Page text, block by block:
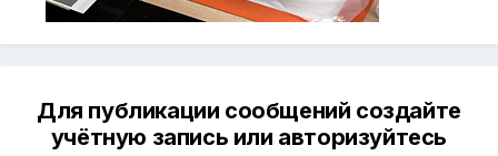
Для публикации сообщений создайте
учётную запись или авторизуйтесь